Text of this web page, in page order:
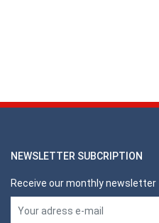
NEWSLETTER SUBCRIPTION
Receive our monthly newsletter